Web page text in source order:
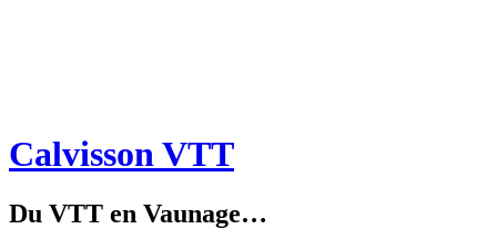
Calvisson VTT
Du VTT en Vaunage…